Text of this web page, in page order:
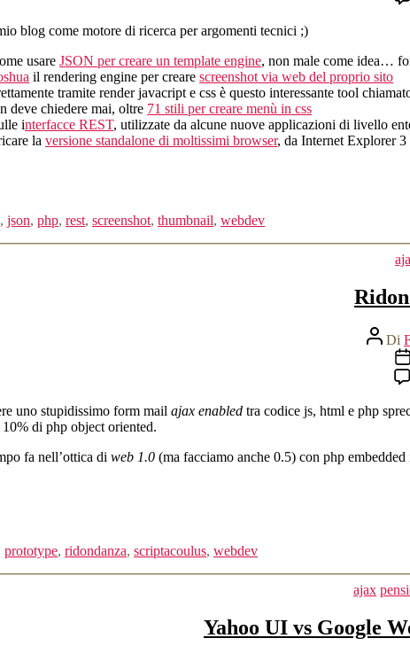
blog come motore di ricerca per argomenti tecnici ;)
usare JSON per creare un template engine, non male come idea…
il rendering engine per creare screenshot via web del proprio sito
tramite render javacript e css è questo interessante tool
deve chiedere mai, oltre 71 stili per creare menù in css
interfacce REST, utilizzate da alcune nuove applicazioni di livello
la versione standalone di moltissimi browser, da Internet Explorer
, json, php, rest, screenshot, thumbnail, webdev
Autore
articolo
Di
uno stupidissimo form mail ajax enabled tra codice js, html e php
di php object oriented.
fa nell’ottica di web 1.0 (ma facciamo anche 0.5) con php
prototype, ridondanza, scriptacoulus, webdev
ajax
Yahoo UI vs Google